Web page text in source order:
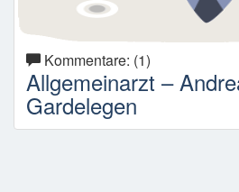
Kommentare: (1)
Allgemeinarzt –
Gardelegen